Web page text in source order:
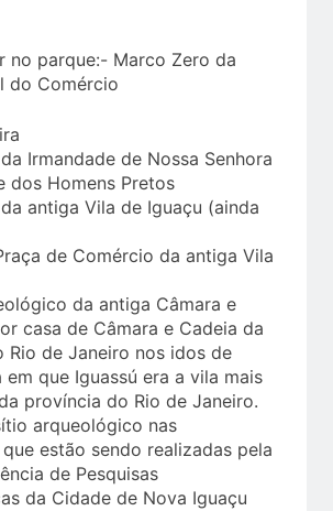
no parque:- Marco Zero da
do Comércio
Irmandade de Nossa Senhora
dos Homens Pretos
antiga Vila de Iguaçu (ainda
de Comércio da antiga Vila
da antiga Câmara e
casa de Câmara e Cadeia da
Rio de Janeiro nos idos de
em que Iguassú era a vila mais
província do Rio de Janeiro.
arqueológico nas
estão sendo realizadas pela
de Pesquisas
da Cidade de Nova Iguaçu